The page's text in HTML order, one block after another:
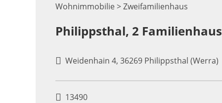
Wohnimmobilie > Zweifamilienhaus
Philippsthal, 2 Familienhaus
Weidenhain 4, 36269 Philippsthal (Werra)
13490